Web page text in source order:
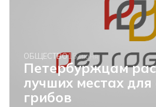
ОБЩЕСТВО18 июня
Петербуржцам
лучших местах для
грибов